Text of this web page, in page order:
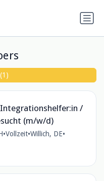
/
(m/w/d)
•Vollzeit•Willich, DE•
(1)